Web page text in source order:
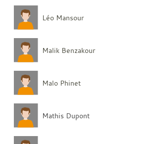
Léo Mansour
Malik Benzakour
Malo Phinet
Mathis Dupont